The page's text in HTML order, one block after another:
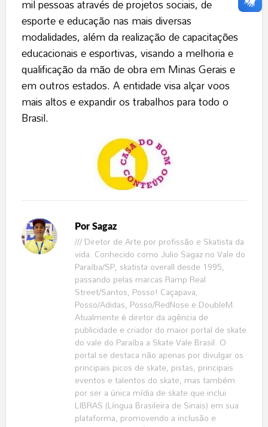
mil pessoas através de projetos sociais, de
esporte e educação nas mais diversas
modalidades, além da realização de capacitações
educacionais e esportivas, visando a melhoria e
qualificação da mão de obra em Minas Gerais e
em outros estados. A entidade visa alçar voos
mais altos e expandir os trabalhos para todo o
Brasil.
Por Sagaz
/// Diretor de Arte por profissão e Skatista da
vida. Conhecido como Julio Sagaz no Vale do
Paraíba/SP, skatista overall desde 1995,
passando pelas marcas Ramp Real
Street/Santos, Posso! Caçapava,
Posso/Adidas, Posso/RedNose e DoubleM.
Atualmente é diretor da agência de
publicidade e criador do maior portal de skate
do vale do Paraíba a Skate Vale Brasil. O
portal se destaca não apenas por divulgar os
principais picos de skate, pistas, principais
eventos e talentos do skate, mas também
por ser a única mídia de skate que inclui
LIBRAS (Língua Brasileira de Sinais) em sua
plataforma, promovendo a inclusão e